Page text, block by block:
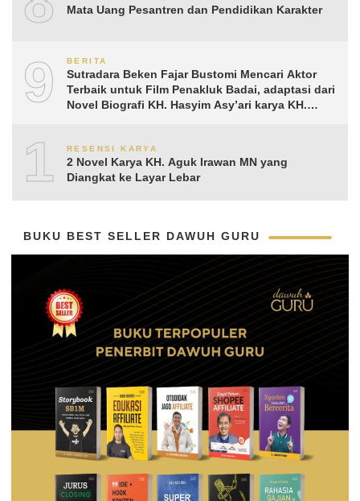
Mata Uang Pesantren dan Pendidikan Karakter
9 BERITA
Sutradara Beken Fajar Bustomi Mencari Aktor
Terbaik untuk Film Penakluk Badai, adaptasi dari
Novel Biografi KH. Hasyim Asy’ari karya KH.
10RESENSI KARYA
2 Novel Karya KH. Aguk Irawan MN yang
Diangkat ke Layar Lebar
BUKU BEST SELLER DAWUH GURU